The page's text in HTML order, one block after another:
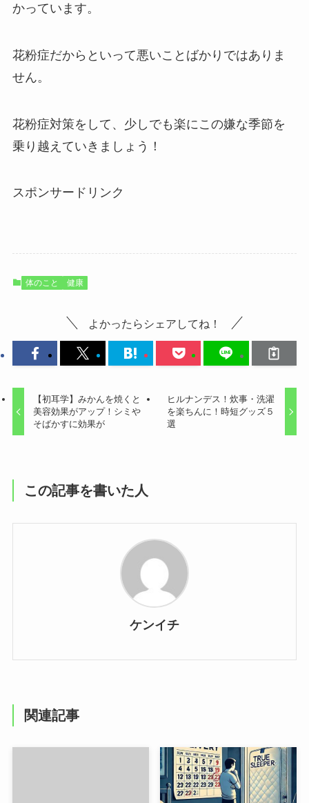
かっています。
花粉症だからといって悪いことばかりではありま
せん。
花粉症対策をして、少しでも楽にこの嫌な季節を
乗り越えていきましょう！
スポンサードリンク
体のこと 健康
よかったらシェアしてね！
【初耳学】みかんを焼くと
美容効果がアップ！シミや
そばかすに効果が
ヒルナンデス！炊事・洗濯
を楽ちんに！時短グッズ５
選
この記事を書いた人
ケンイチ
関連記事